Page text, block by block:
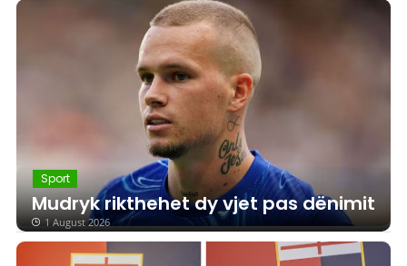
Sport
Mudryk rikthehet dy vjet pas dënimit
1 August 2026